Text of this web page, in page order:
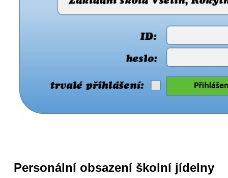
Personální obsazení školní jídelny